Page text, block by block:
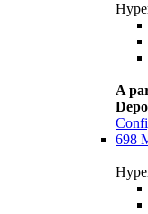
A
698